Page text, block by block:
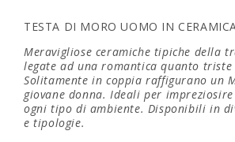
TESTA DI MORO UOMO IN
Meravigliose ceramiche tipiche della
legate ad una romantica quanto triste
Solitamente in coppia raffigurano un
giovane donna. Ideali per
ogni tipo di ambiente. Disponibili in
e tipologie.